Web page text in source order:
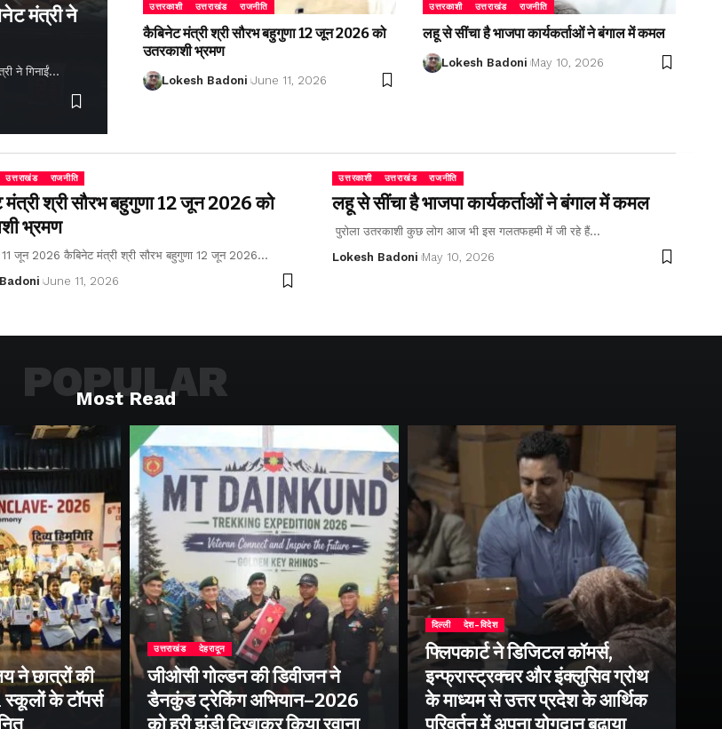
मंत्री ने
ने गिनाईं…
उत्तरकाशी उत्तराखंड राजनीति
कैबिनेट मंत्री श्री सौरभ बहुगुणा 12 जून 2026 को
उतरकाशी भ्रमण
Lokesh Badoni June 11, 2026
उत्तरकाशी उत्तराखंड राजनीति
लहू से सींचा है भाजपा कार्यकर्ताओं ने बंगाल में कमल
Lokesh Badoni May 10, 2026
उत्तराखंड राजनीति
श्री सौरभ बहुगुणा 12 जून 2026 को
भ्रमण
11 जून 2026 कैबिनेट मंत्री श्री सौरभ बहुगुणा 12 जून 2026…
June 11, 2026
उत्तरकाशी उत्तराखंड राजनीति
लहू से सींचा है भाजपा कार्यकर्ताओं ने बंगाल में कमल
पुरोला उतरकाशी कुछ लोग आज भी इस गलतफहमी में जी रहे हैं…
Lokesh Badoni May 10, 2026
Most Read
POPULAR
ने छात्रों की
के टॉपर्स
उत्तराखंड देहरादून
जीओसी गोल्डन की डिवीजन ने
डैनकुंड ट्रेकिंग अभियान–2026
दिल्ली देश-विदेश
फ्लिपकार्ट ने डिजिटल कॉमर्स,
इन्फ्रास्ट्रक्चर और इंक्लुसिव ग्रोथ
के माध्यम से उत्तर प्रदेश के आर्थिक